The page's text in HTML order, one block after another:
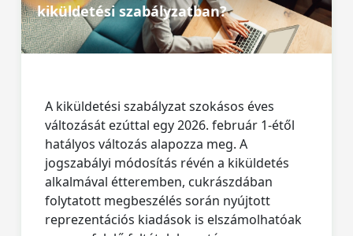
kiküldetési szabályzatban?
A kiküldetési szabályzat szokásos éves
változását ezúttal egy 2026. február 1-étől
hatályos változás alapozza meg. A
jogszabályi módosítás révén a kiküldetés
alkalmával étteremben, cukrászdában
folytatott megbeszélés során nyújtott
reprezentációs kiadások is elszámolhatóak